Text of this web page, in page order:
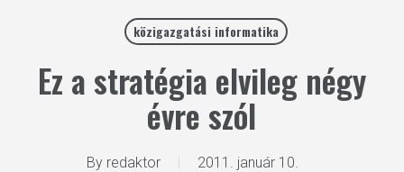
közigazgatási informatika
Ez a stratégia elvileg négy
évre szól
By redaktor 2011. január 10.